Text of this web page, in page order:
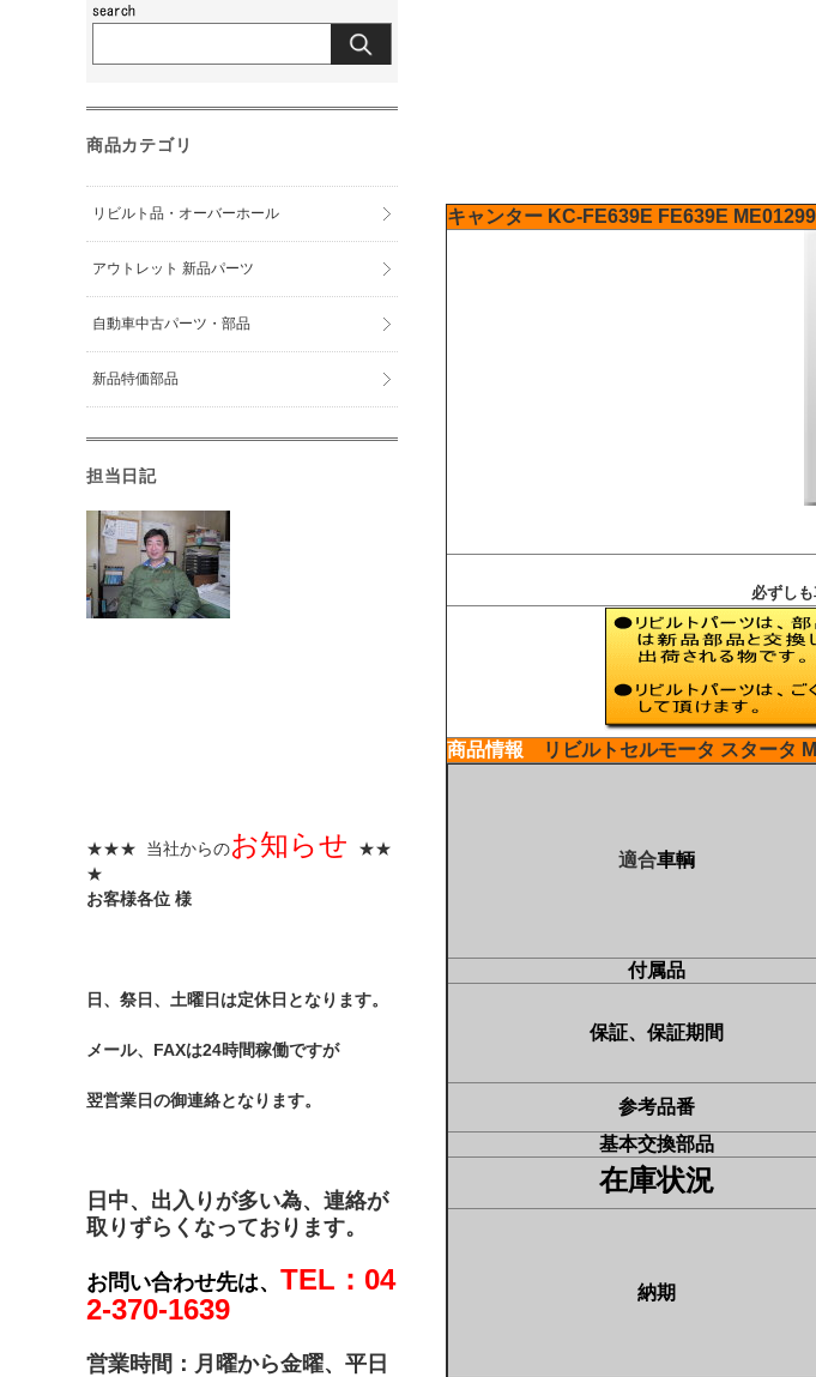
キャンター KC-FE639E FE639E
必ずし
商品情報 リビルトセルモータ スタータ
適合車輌
付属品
保証、保証期間
参考品番
基本交換部品
在庫状況
納期
商品カテゴリ
リビルト品・オーバーホール
アウトレット 新品パーツ
自動車中古パーツ・部品
新品特価部品
担当日記
★★★ 当社からのお知らせ
★★
★
お客様各位 様
日、祭日、土曜日は定休日となります。
メール、FAXは24時間稼働ですが
翌営業日の御連絡となります。
日中、出入りが多い為、連絡が
取りずらくなっております。
お問い合わせ先は、 TEL：04
2-370-1639
営業時間：月曜から金曜、平日